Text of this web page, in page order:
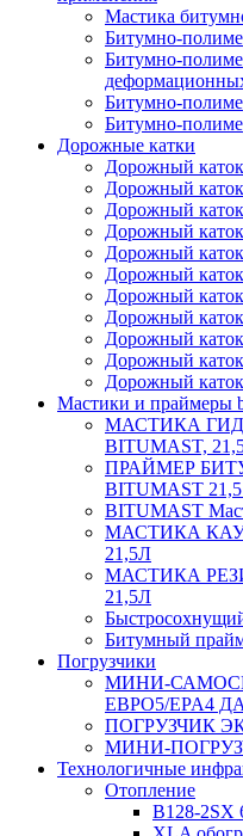
Мастика
Битумно-
Битумно-
Битумно-
Битумно-
Дорожные катки
Дорожный
Дорожный
Дорожный
Дорожный
Дорожный
Дорожный
Дорожный
Дорожный
Дорожный
Дорожный
Дорожный
Мастики и праймеры
МАСТИКА
BITUMAST,
ПРАЙМЕР
BITUMAST
BITUMAST
МАСТИКА
21,5Л
МАСТИКА
21,5Л
Битумный
Погрузчики
МИНИ-
ЕВРО5/EPA4
ПОГРУЗЧИК
МИНИ-
Технологичные
Отопление
B128-2SX